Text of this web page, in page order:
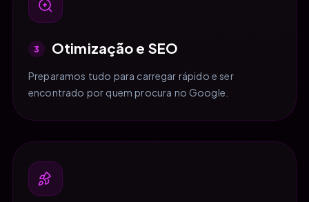
3 Otimização e SEO
Preparamos tudo para carregar rápido e ser
encontrado por quem procura no Google.